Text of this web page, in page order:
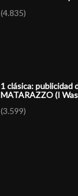
(4.835)
1 clásica: publicidad
MATARAZZO (I
(3.599)